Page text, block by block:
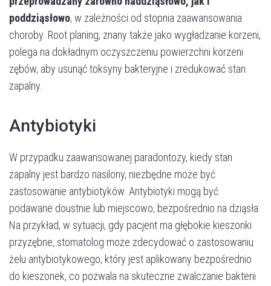
poddziąsłowo, w zależności od stopnia zaawansowania
choroby. Root planing, znany także jako wygładzanie korzeni,
polega na dokładnym oczyszczeniu powierzchni korzeni
zębów, aby usunąć toksyny bakteryjne i zredukować stan
zapalny.
Antybiotyki
W przypadku zaawansowanej paradontozy, kiedy stan
zapalny jest bardzo nasilony, niezbędne może być
zastosowanie antybiotyków. Antybiotyki mogą być
podawane doustnie lub miejscowo, bezpośrednio na dziąsła.
Na przykład, w sytuacji, gdy pacjent ma głębokie kieszonki
przyzębne, stomatolog może zdecydować o zastosowaniu
żelu antybiotykowego, który jest aplikowany bezpośrednio
do kieszonek, co pozwala na skuteczne zwalczanie bakterii